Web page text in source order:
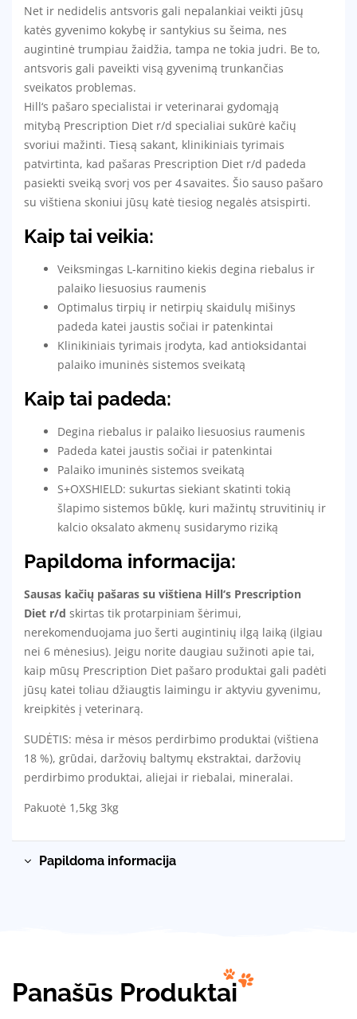
Net ir nedidelis antsvoris gali nepalankiai veikti jūsų
katės gyvenimo kokybę ir santykius su šeima, nes
augintinė trumpiau žaidžia, tampa ne tokia judri. Be to,
antsvoris gali paveikti visą gyvenimą trunkančias
sveikatos problemas.
Hill‘s pašaro specialistai ir veterinarai gydomąją
mitybą Prescription Diet r/d specialiai sukūrė kačių
svoriui mažinti. Tiesą sakant, klinikiniais tyrimais
patvirtinta, kad pašaras Prescription Diet r/d padeda
pasiekti sveiką svorį vos per 4 savaites. Šio sauso pašaro
su vištiena skoniui jūsų katė tiesiog negalės atsispirti.
Kaip tai veikia:
Veiksmingas L-karnitino kiekis degina riebalus ir
palaiko liesuosius raumenis
Optimalus tirpių ir netirpių skaidulų mišinys
padeda katei jaustis sočiai ir patenkintai
Klinikiniais tyrimais įrodyta, kad antioksidantai
palaiko imuninės sistemos sveikatą
Kaip tai padeda:
Degina riebalus ir palaiko liesuosius raumenis
Padeda katei jaustis sočiai ir patenkintai
Palaiko imuninės sistemos sveikatą
S+OXSHIELD: sukurtas siekiant skatinti tokią
šlapimo sistemos būklę, kuri mažintų struvitinių ir
kalcio oksalato akmenų susidarymo riziką
Papildoma informacija:
Sausas kačių pašaras su vištiena Hill‘s Prescription
Diet r/d skirtas tik protarpiniam šėrimui,
nerekomenduojama juo šerti augintinių ilgą laiką (ilgiau
nei 6 mėnesius). Jeigu norite daugiau sužinoti apie tai,
kaip mūsų Prescription Diet pašaro produktai gali padėti
jūsų katei toliau džiaugtis laimingu ir aktyviu gyvenimu,
kreipkitės į veterinarą.
SUDĖTIS: mėsa ir mėsos perdirbimo produktai (vištiena
18 %), grūdai, daržovių baltymų ekstraktai, daržovių
perdirbimo produktai, aliejai ir riebalai, mineralai.
Pakuotė 1,5kg 3kg
Papildoma informacija
Panašūs Produktai